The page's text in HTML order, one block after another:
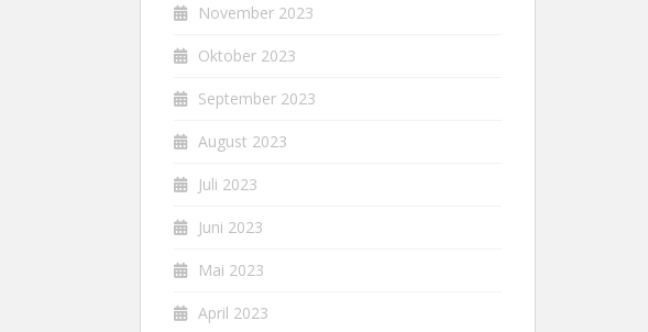
November 2023
Oktober 2023
September 2023
August 2023
Juli 2023
Juni 2023
Mai 2023
April 2023